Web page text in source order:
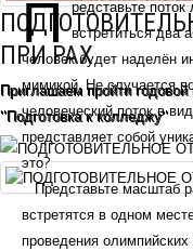
ПРИ РАХ
Приглашаем пройти
"Подготовка к колледжу"
П редставьте
встретиться два
человек будет наделён
мимикой. Не случается
человеческий поток в
представляет собой
это?
Представьте масштаб
встретятся в одном
проведения